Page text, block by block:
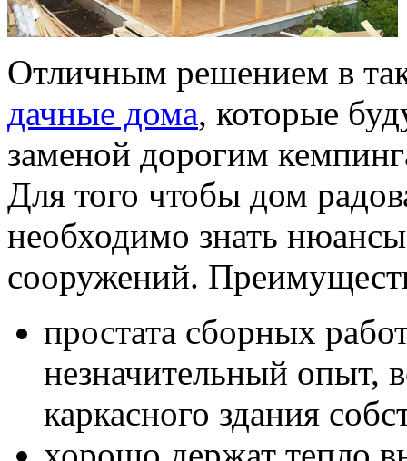
Отличным решением в
дачные дома, которые
заменой дорогим
Для того чтобы дом
необходимо знать
сооружений.
простата сборных
незначительный опыт,
каркасного здания